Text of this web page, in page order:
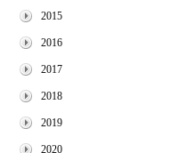
2015
2016
2017
2018
2019
2020